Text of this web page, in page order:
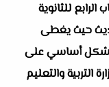
للثانوية
حديث حيث يغطى
بشكل أساسي على
التربية والتعليم